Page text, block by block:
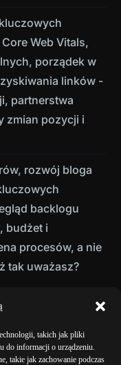
takich jak pliki
do informacji o urządzeniu.
takie jak zachowanie podczas
Web Vitals,
porządek w
linków -
partnerstwa
zmian pozycji i
rozwój bloga
backlogu
budżet i
procesów, a nie
tak uważasz?
i